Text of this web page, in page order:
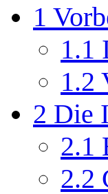
1
1.1
1.2
2 Die
2.1
2.2